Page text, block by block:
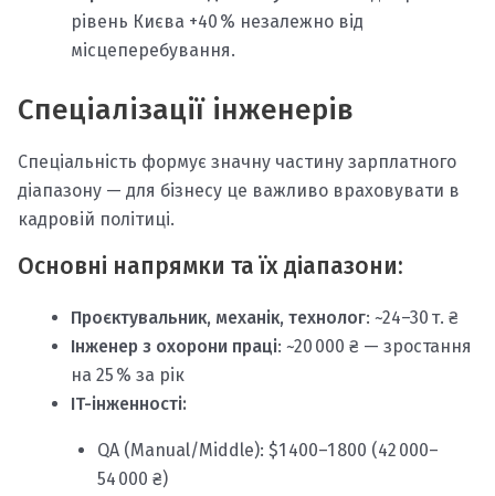
рівень Києва +40 % незалежно від
місцеперебування.
Спеціалізації інженерів
Спеціальність формує значну частину зарплатного
діапазону — для бізнесу це важливо враховувати в
кадровій політиці.
Основні напрямки та їх діапазони:
Проєктувальник, механік, технолог: ~24–30 т. ₴
Інженер з охорони праці: ~20 000 ₴ — зростання
на 25 % за рік
IT-інженності:
QA (Manual/Middle): $1 400–1 800 (42 000–
54 000 ₴)